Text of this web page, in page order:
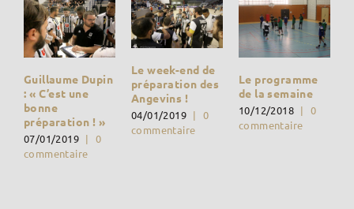
Guillaume Dupin
: « C’est une
bonne
préparation ! »
07/01/2019 |
0
commentaire
Le week-end de
préparation des
Angevins !
04/01/2019 |
0
commentaire
Le programme
de la semaine
10/12/2018 |
0
commentaire